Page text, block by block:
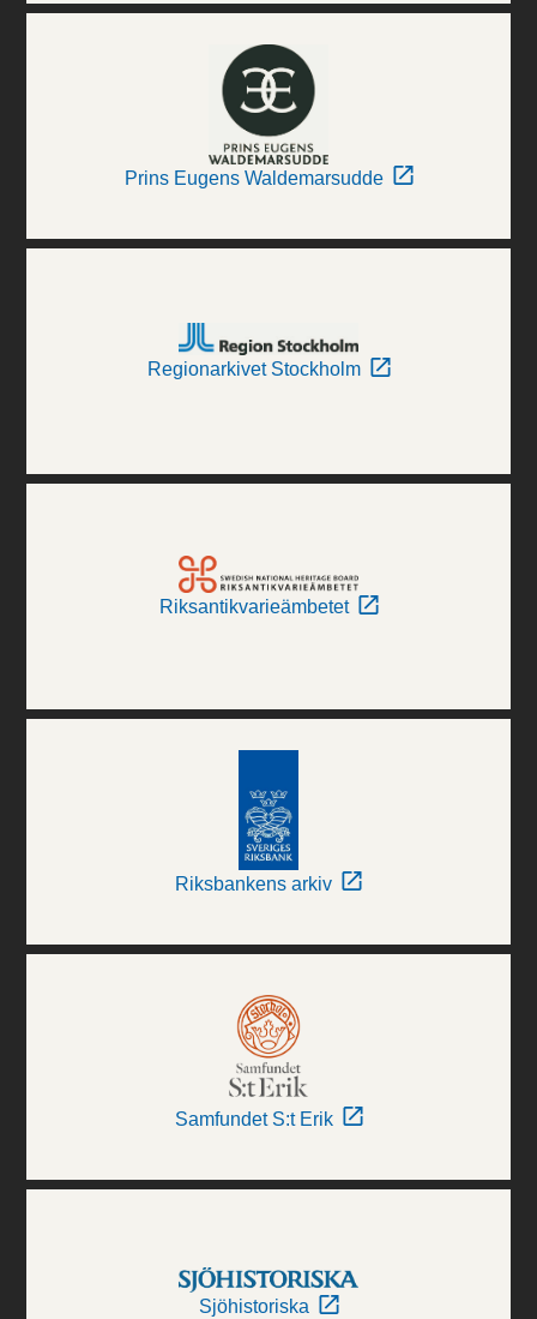
Prins Eugens Waldemarsudde
Regionarkivet Stockholm
Riksantikvarieämbetet
Riksbankens arkiv
Samfundet S:t Erik
Sjöhistoriska